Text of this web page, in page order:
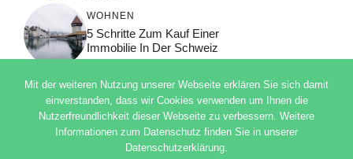
WOHNEN
5 Schritte Zum Kauf Einer
Immobilie In Der Schweiz
© 2026 ADSIMPLE
DATENSCHUTZERKLÄRUNG
Mit der weiteren Nutzung unserer Webseite erklären Sie sich damit
einverstanden, dass wir Cookies verwenden um Ihnen die
Nutzerfreundlichkeit dieser Webseite zu verbessern. Weitere
Informationen zum Datenschutz finden Sie in unserer
Datenschutzerklärung.